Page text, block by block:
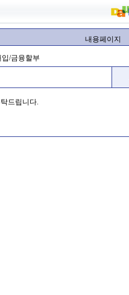
내용페이지
/금융할부
드립니다.